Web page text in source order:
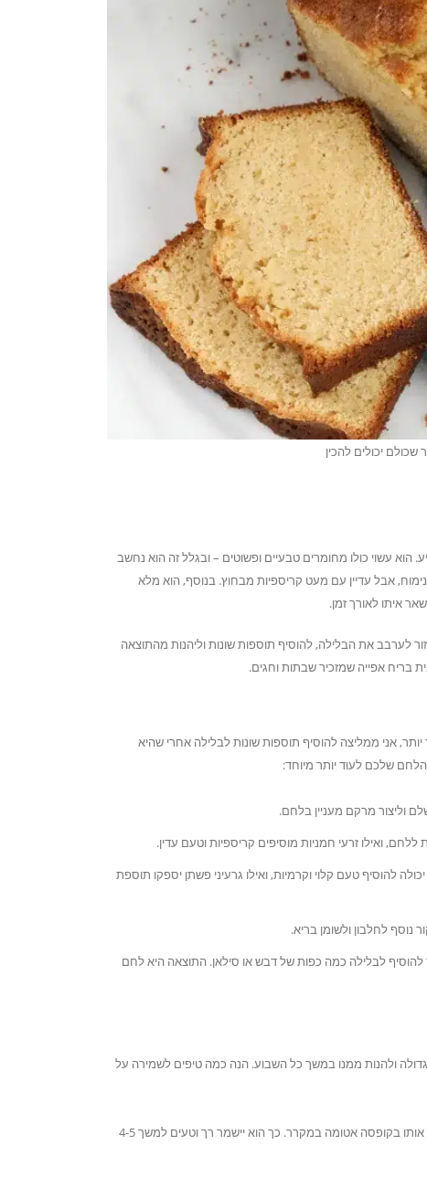
יכולים להכין
הוא עשוי כולו מחומרים טבעיים ופשוטים – ובגלל זה הוא נחשב
אבל עדיין עם מעט קריספיות מבחוץ. בנוסף, הוא מלא
איתו לאורך זמן.
לערבב את הבלילה, להוסיף תוספות שונות וליהנות מהתוצאה
אפייה שמזכיר שבתות וחגים.
אני ממליצה להוסיף תוספות שונות לבלילה אחרי שהיא
וליצור מרקם מעניין בלחם.
ואילו זרעי חמניות מוסיפים קריספיות וטעם עדין.
להוסיף טעם קלוי וקרמיות, ואילו גרעיני פשתן יספקו תוספת
נוסף לחלבון ולשומן בריא.
לבלילה כמה כפות של דבש או סילאן. התוצאה היא לחם
ולהנות ממנו במשך כל השבוע. הנה כמה טיפים לשמירה על
: מומלץ לעטוף את הלחם היטב בניילון נצמד או לשמור אותו בקופסה אטומה במקרר. כך הוא יישמר רך וטעים למשך 4-5